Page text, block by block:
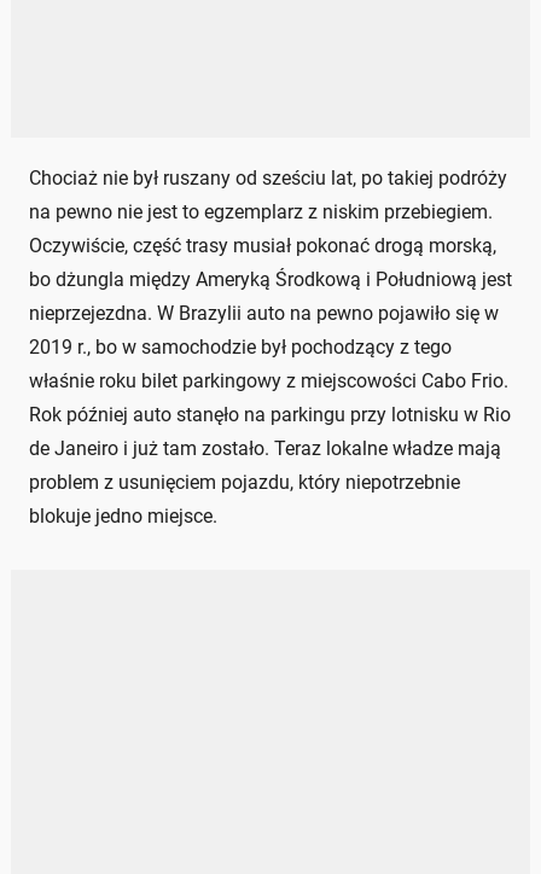
Chociaż nie był ruszany od sześciu lat, po takiej podróży
na pewno nie jest to egzemplarz z niskim przebiegiem.
Oczywiście, część trasy musiał pokonać drogą morską,
bo dżungla między Ameryką Środkową i Południową jest
nieprzejezdna. W Brazylii auto na pewno pojawiło się w
2019 r., bo w samochodzie był pochodzący z tego
właśnie roku bilet parkingowy z miejscowości Cabo Frio.
Rok później auto stanęło na parkingu przy lotnisku w Rio
de Janeiro i już tam zostało. Teraz lokalne władze mają
problem z usunięciem pojazdu, który niepotrzebnie
blokuje jedno miejsce.